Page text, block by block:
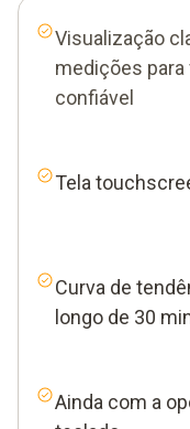
Visualização
medições para
confiável
Tela
Curva de
longo de 30
Ainda com a